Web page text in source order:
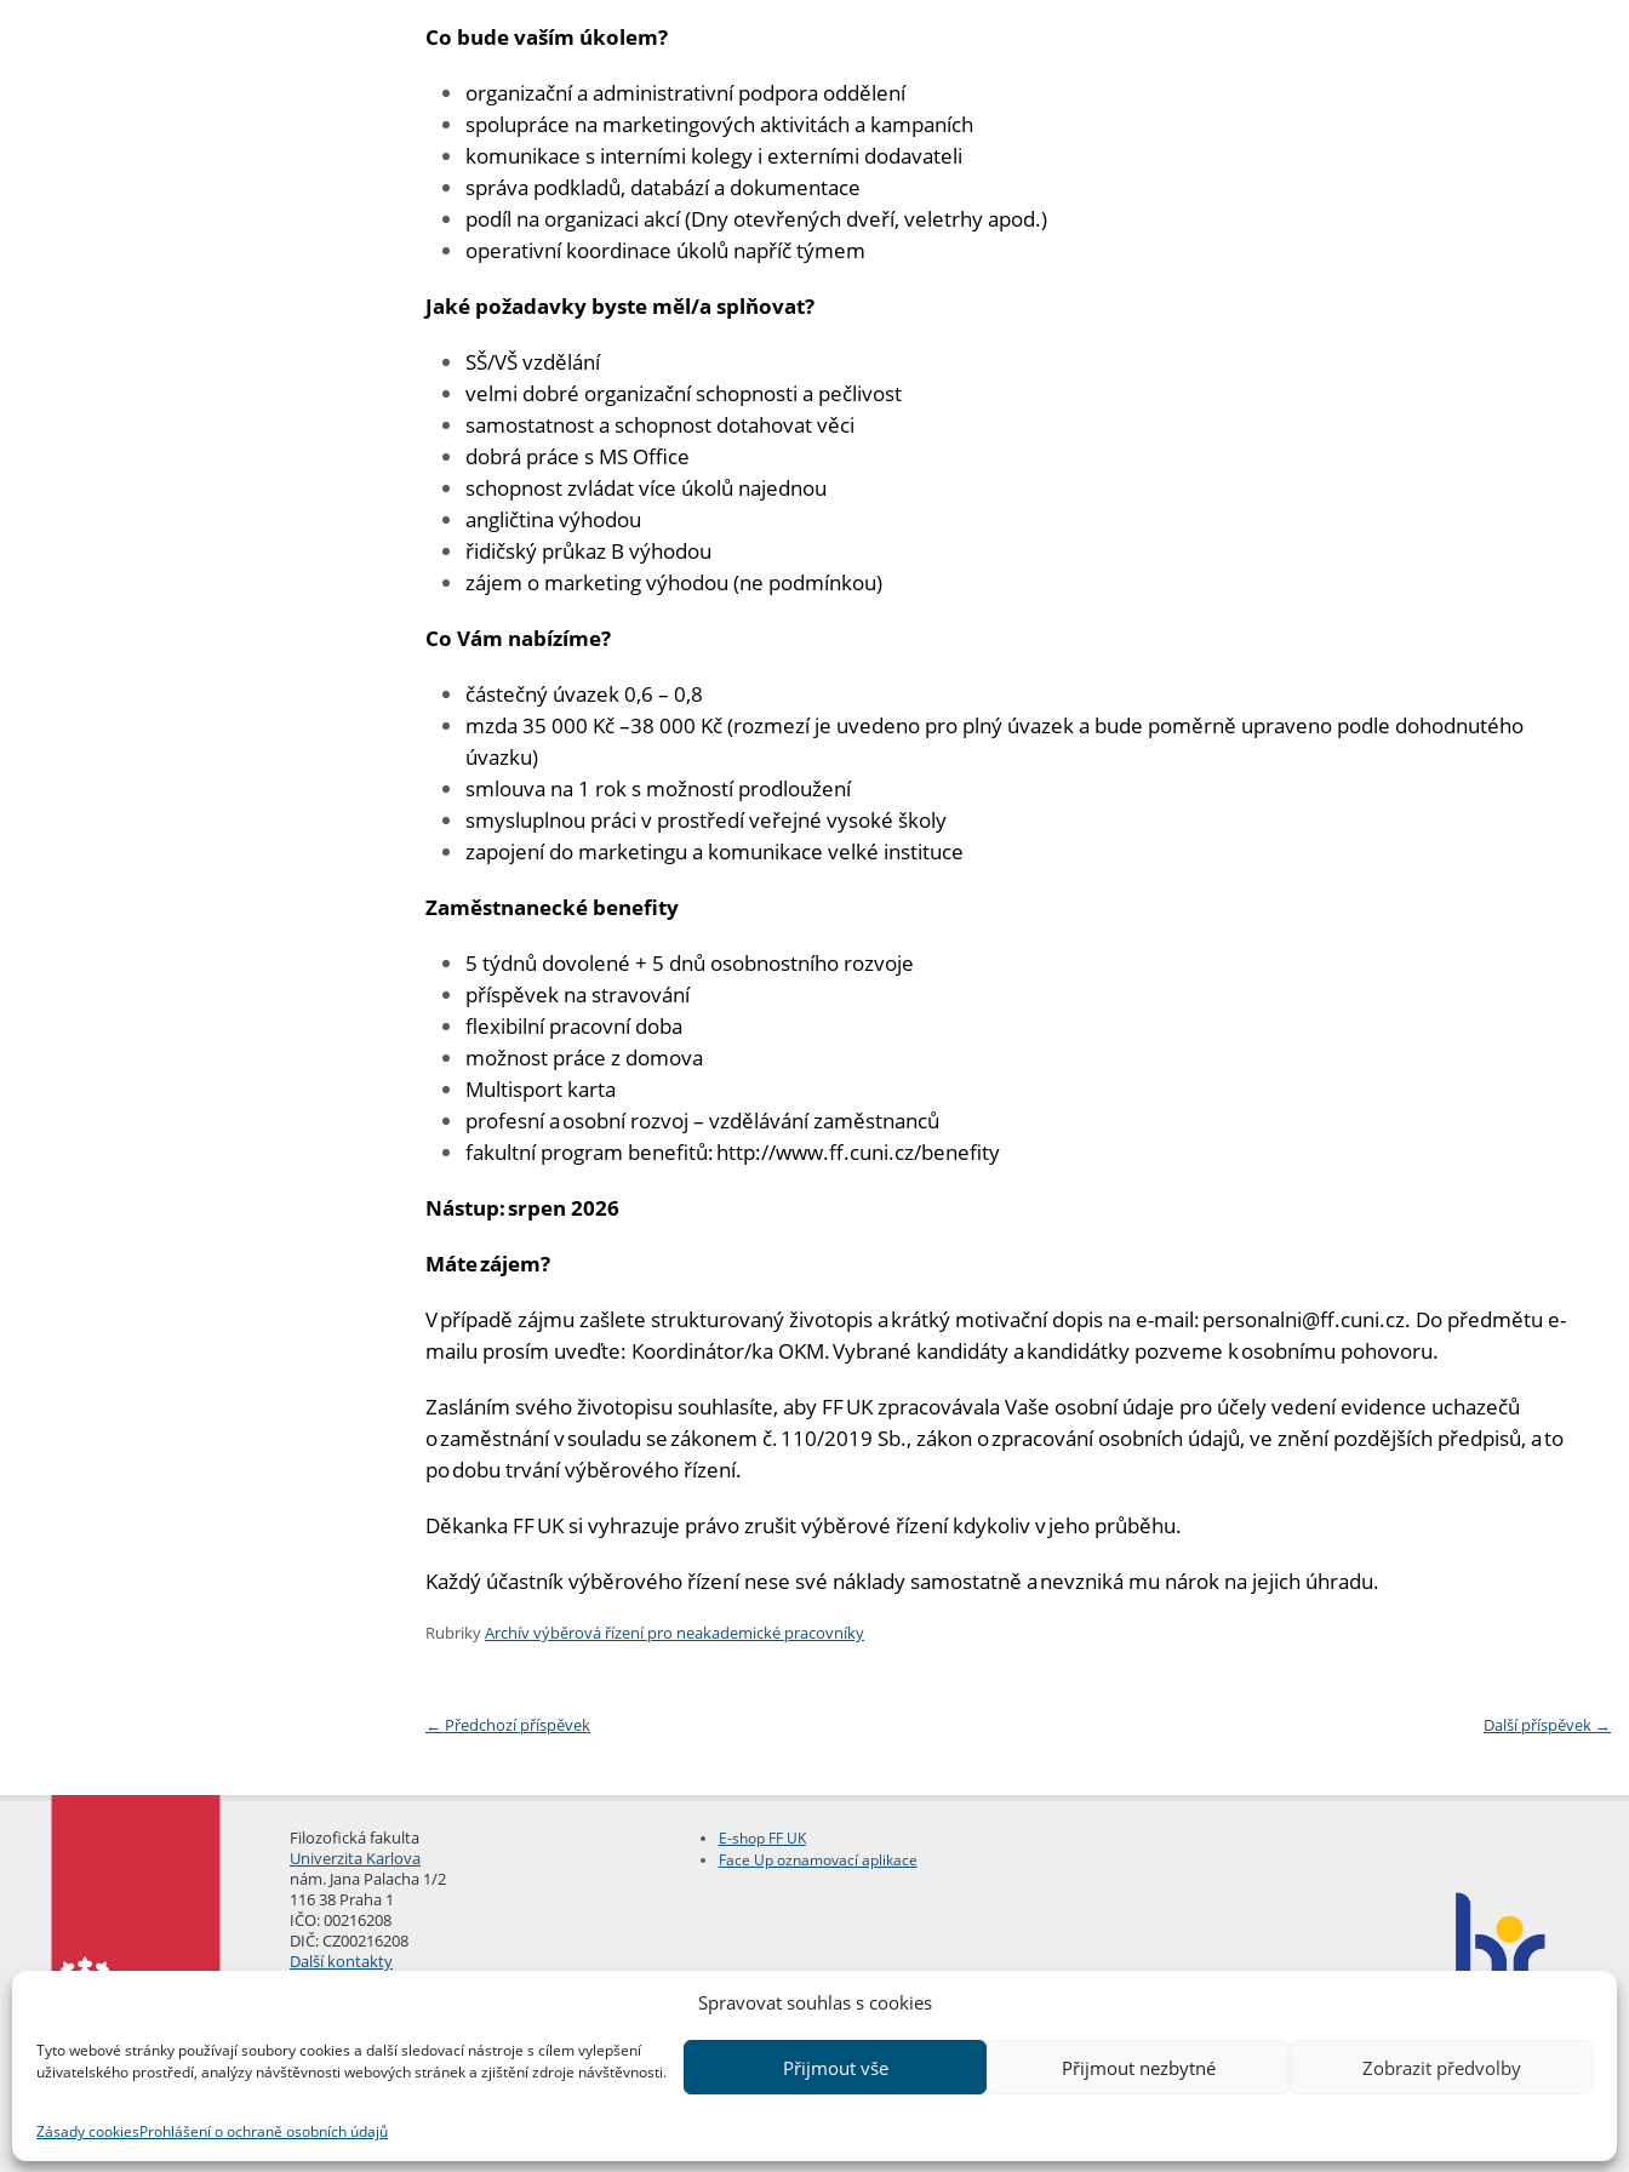
Spravovat souhlas s cookies
Tyto webové stránky používají soubory cookies a další sledovací nástroje s cílem vylepšení
uživatelského prostředí, analýzy návštěvnosti webových stránek a zjištění zdroje návštěvnosti.
Přijmout vše Přijmout nezbytné Zobrazit předvolby
Zásady cookiesProhlášení o ochraně osobních údajů
Co bude vaším úkolem?
organizační a administrativní podpora oddělení
spolupráce na marketingových aktivitách a kampaních
komunikace s interními kolegy i externími dodavateli
správa podkladů, databází a dokumentace
podíl na organizaci akcí (Dny otevřených dveří, veletrhy apod.)
operativní koordinace úkolů napříč týmem
Jaké požadavky byste měl/a splňovat?
SŠ/VŠ vzdělání
velmi dobré organizační schopnosti a pečlivost
samostatnost a schopnost dotahovat věci
dobrá práce s MS Office
schopnost zvládat více úkolů najednou
angličtina výhodou
řidičský průkaz B výhodou
zájem o marketing výhodou (ne podmínkou)
Co Vám nabízíme?
částečný úvazek 0,6 – 0,8
mzda 35 000 Kč–38 000 Kč (rozmezí je uvedeno pro plný úvazek a bude poměrně upraveno podle dohodnutého
úvazku)
smlouva na 1 rok s možností prodloužení
smysluplnou práci v prostředí veřejné vysoké školy
zapojení do marketingu a komunikace velké instituce
Zaměstnanecké benefity
5 týdnů dovolené + 5 dnů osobnostního rozvoje
příspěvek na stravování
flexibilní pracovní doba
možnost práce z domova
Multisport karta
profesní a osobní rozvoj – vzdělávání zaměstnanců
fakultní program benefitů: http://www.ff.cuni.cz/benefity
Nástup: srpen 2026
Máte zájem?
V případě zájmu zašlete strukturovaný životopis a krátký motivační dopis na e-mail: personalni@ff.cuni.cz. Do předmětu e-
mailu prosím uveďte: Koordinátor/ka OKM. Vybrané kandidáty a kandidátky pozveme k osobnímu pohovoru.
Zasláním svého životopisu souhlasíte, aby FF UK zpracovávala Vaše osobní údaje pro účely vedení evidence uchazečů
o zaměstnání v souladu se zákonem č. 110/2019 Sb., zákon o zpracování osobních údajů, ve znění pozdějších předpisů, a to
po dobu trvání výběrového řízení.
Děkanka FF UK si vyhrazuje právo zrušit výběrové řízení kdykoliv v jeho průběhu.
Každý účastník výběrového řízení nese své náklady samostatně a nevzniká mu nárok na jejich úhradu.
RubrikyArchív výběrová řízení pro neakademické pracovníky
← Předchozí příspěvek Další příspěvek →
Filozofická fakulta
Univerzita Karlova
nám. Jana Palacha 1/2
116 38 Praha 1
IČO: 00216208
DIČ: CZ00216208
Další kontakty
E-shop FF UK
Face Up oznamovací aplikace